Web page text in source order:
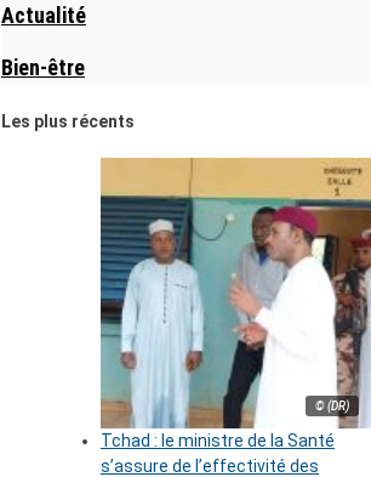
Actualité
Bien-être
Les plus récents
© (DR)
Tchad : le ministre de la Santé
s’assure de l’effectivité des